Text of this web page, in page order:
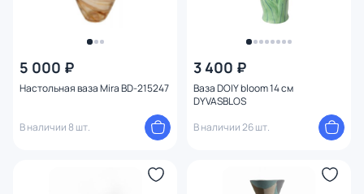
5 000 ₽
Настольная ваза Mira BD-215247
В наличии 8 шт.
3 400 ₽
Ваза DOIY bloom 14 см
DYVASBLOS
В наличии 26 шт.